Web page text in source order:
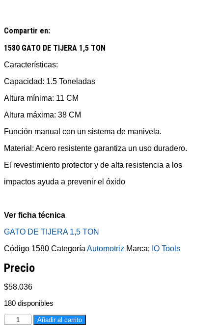
Compartir en:
1580 GATO DE TIJERA 1,5 TON
Características:
Capacidad: 1.5 Toneladas
Altura mínima: 11 CM
Altura máxima: 38 CM
Función manual con un sistema de manivela.
Material: Acero resistente garantiza un uso duradero.
El revestimiento protector y de alta resistencia a los
impactos ayuda a prevenir el óxido
Ver ficha técnica
GATO DE TIJERA 1,5 TON
Código 1580 Categoría Automotriz Marca: IO Tools
Precio
$58.036
180 disponibles
1580
Añadir al carrito